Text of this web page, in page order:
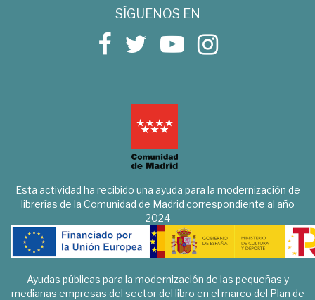
SÍGUENOS EN
Esta actividad ha recibido una ayuda para la modernización de
librerías de la Comunidad de Madrid correspondiente al año
2024
Ayudas públicas para la modernización de las pequeñas y
medianas empresas del sector del libro en el marco del Plan de